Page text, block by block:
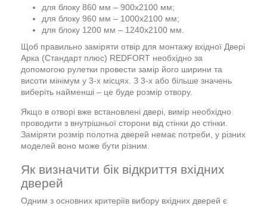
для блоку 860 мм – 900х2100 мм;
для блоку 960 мм – 1000х2100 мм;
для блоку 1200 мм – 1240х2100 мм.
Щоб правильно заміряти отвір для монтажу вхідної Двері
Арка (Стандарт плюс) REDFORT необхідно за
допомогою рулетки провести замір його ширини та
висоти мінімум у 3-х місцях. З 3-х або більше значень
виберіть найменші – це буде розмір отвору.
Якщо в отворі вже встановлені двері, вимір необхідно
проводити з внутрішньої сторони від стінки до стінки.
Заміряти розмір полотна дверей немає потреби, у різних
моделей воно може бути різним.
Як визначити бік відкриття вхідних
дверей
Одним з основних критеріїв вибору вхідних дверей є